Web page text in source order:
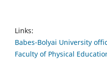
Links:
Babes-Bolyai University
Faculty of Physical